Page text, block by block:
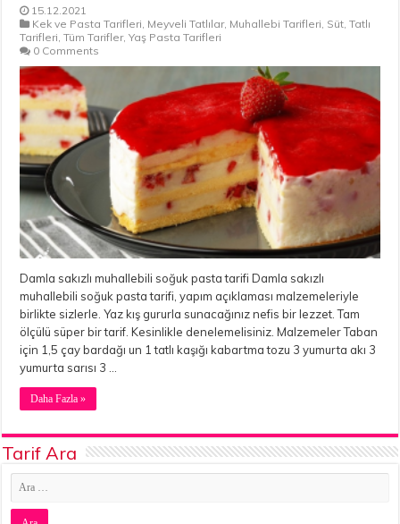
15.12.2021
Kek ve Pasta Tarifleri, Meyveli Tatlılar, Muhallebi Tarifleri, Süt,Tatlı
Tarifleri,Tüm Tarifler,Yaş Pasta Tarifleri
0 Comments
Damla sakızlı muhallebili soğuk pasta tarifi Damla sakızlı
muhallebili soğuk pasta tarifi, yapım açıklaması malzemeleriyle
birlikte sizlerle. Yaz kış gururla sunacağınız nefis bir lezzet. Tam
ölçülü süper bir tarif. Kesinlikle denelemelisiniz. Malzemeler Taban
için 1,5 çay bardağı un 1 tatlı kaşığı kabartma tozu 3 yumurta akı 3
yumurta sarısı 3 …
Daha Fazla »
Tarif Ara